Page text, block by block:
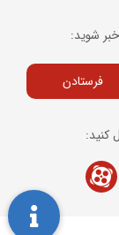
شوید:
فرستادن
کنید:
M-
icon-
aparat